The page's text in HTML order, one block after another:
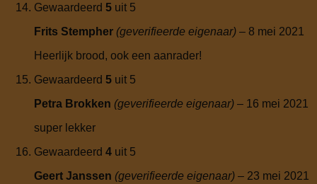
Gewaardeerd 5 uit 5
Frits Stempher (geverifieerde eigenaar) – 8 mei 2021
Heerlijk brood, ook een aanrader!
Gewaardeerd 5 uit 5
Petra Brokken (geverifieerde eigenaar) – 16 mei 2021
super lekker
Gewaardeerd 4 uit 5
Geert Janssen (geverifieerde eigenaar) – 23 mei 2021